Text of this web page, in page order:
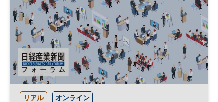
リアル オンライン